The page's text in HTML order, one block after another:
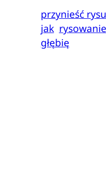
przynieść
jak
głębię